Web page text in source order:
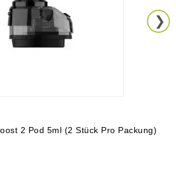
2 Pod 5ml (2 Stück Pro Packung)